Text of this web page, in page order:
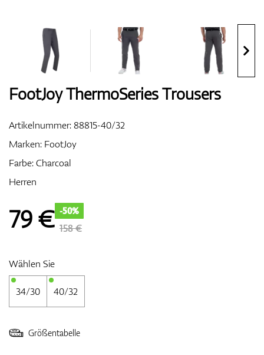
Bags
Entfernungsmesser & GPS
FootJoy ThermoSeries Trousers
Artikelnummer:88815-40/32
Marken: FootJoy
Farbe: Charcoal
Herren
79€ -50%
158 €
Wählen Sie
34/30 40/32
Größentabelle